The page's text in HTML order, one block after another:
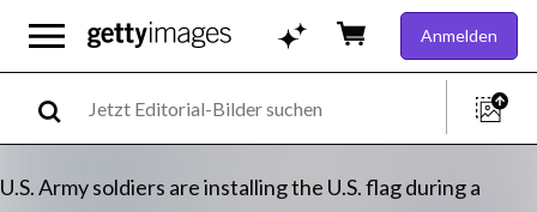
Anmelden
U.S. Army soldiers are installing the U.S. flag during a